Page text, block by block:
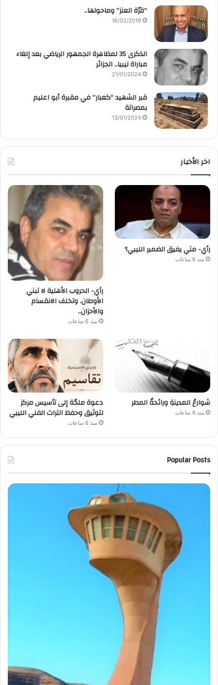
“قرّة العنز” وماحولها..
16/02/2019
الذكرى 35 لمظاهرة الجمهور الرياضي بعد إلغاء
مباراة ليبيا.. الجزائر
21/01/2024
قبر الشهيد “كعبار” في مقبرة أبو اعليم
بمصراتة
13/01/2024
اخر الأخبار
رأي- متي يفيق الضمير الليبي؟
منذ 6 ساعات
رأي- الحروب الأهلية لا تبني
الأوطان. وتخلف الانقسام
والأحزان..
منذ 6 ساعات
شوارعُ المدينةِ ورائحةُ المطر
منذ 6 ساعات
دعوة ملحّة إلى تأسيس مركز
لتوثيق وحفظ التراث الفني الليبي
منذ 6 ساعات
Popular Posts